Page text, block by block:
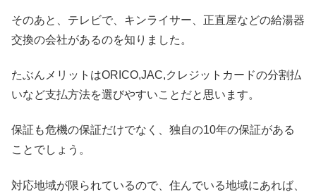
そのあと、テレビで、キンライサー、正直屋などの給湯器
交換の会社があるのを知りました。
たぶんメリットはORICO,JAC,クレジットカードの分割払
いなど支払方法を選びやすいことだと思います。
保証も危機の保証だけでなく、独自の10年の保証がある
ことでしょう。
対応地域が限られているので、住んでいる地域にあれば、